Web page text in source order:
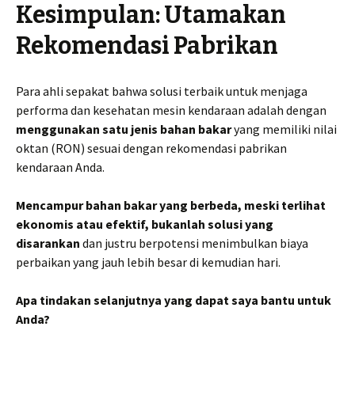
Kesimpulan: Utamakan
Rekomendasi Pabrikan
Para ahli sepakat bahwa solusi terbaik untuk menjaga
performa dan kesehatan mesin kendaraan adalah dengan
menggunakan satu jenis bahan bakaryang memiliki nilai
oktan (RON) sesuai dengan rekomendasi pabrikan
kendaraan Anda.
Mencampur bahan bakar yang berbeda, meski terlihat
ekonomis atau efektif, bukanlah solusi yang
disarankan dan justru berpotensi menimbulkan biaya
perbaikan yang jauh lebih besar di kemudian hari.
Apa tindakan selanjutnya yang dapat saya bantu untuk
Anda?